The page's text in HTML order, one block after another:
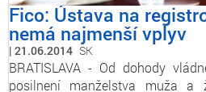
Fico: Ústava na
nemá najmenší vplyv
21.06.2014 SK
BRATISLAVA - Od dohody
posilnení manželstva muža a